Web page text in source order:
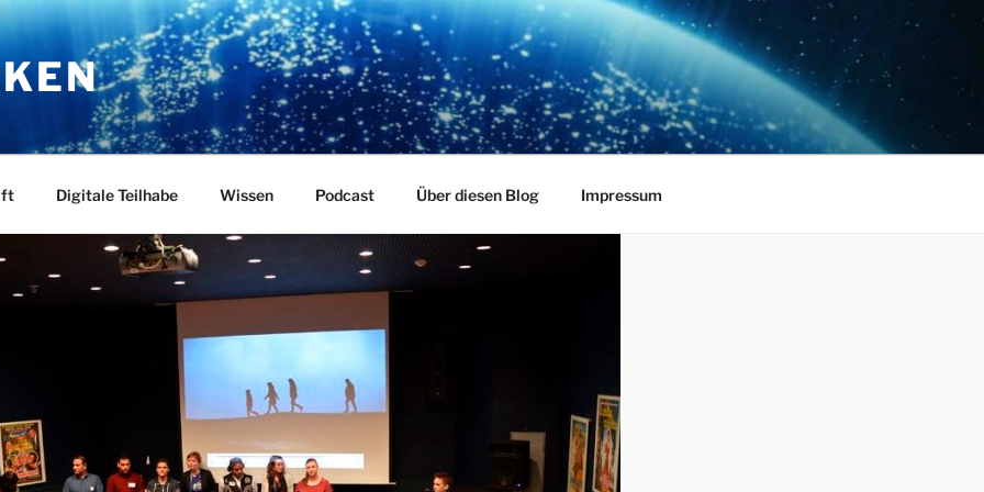
Digitale Teilhabe Wissen Podcast Über diesen Blog Impressum